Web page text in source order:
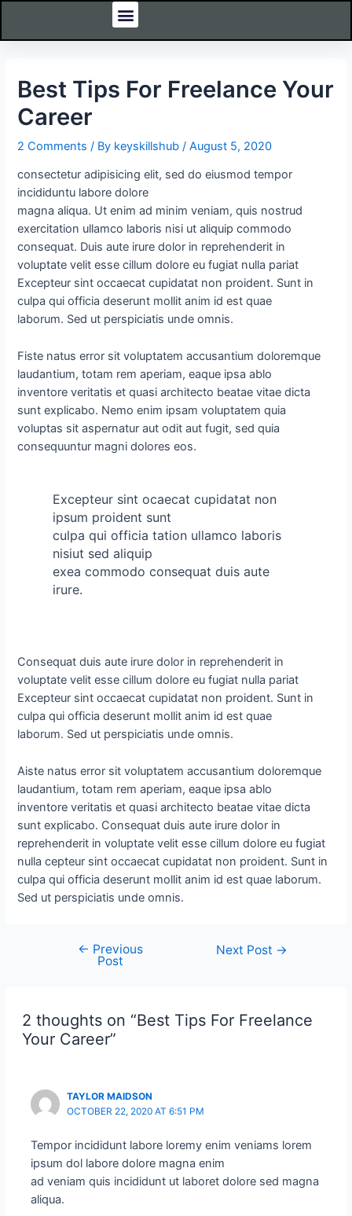
content
Menu
Best Tips For Freelance Your
Career
2 Comments / By keyskillshub/August 5, 2020
consectetur adipisicing elit, sed do eiusmod tempor
incididuntu labore dolore
magna aliqua. Ut enim ad minim veniam, quis nostrud
exercitation ullamco laboris nisi ut aliquip commodo
consequat. Duis aute irure dolor in reprehenderit in
voluptate velit esse cillum dolore eu fugiat nulla pariat
Excepteur sint occaecat cupidatat non proident. Sunt in
culpa qui officia deserunt mollit anim id est quae
laborum. Sed ut perspiciatis unde omnis.
Fiste natus error sit voluptatem accusantium doloremque
laudantium, totam rem aperiam, eaque ipsa ablo
inventore veritatis et quasi architecto beatae vitae dicta
sunt explicabo. Nemo enim ipsam voluptatem quia
voluptas sit aspernatur aut odit aut fugit, sed quia
consequuntur magni dolores eos.
Excepteur sint ocaecat cupidatat non
ipsum proident sunt
culpa qui officia tation ullamco laboris
nisiut sed aliquip
exea commodo consequat duis aute
irure.
Consequat duis aute irure dolor in reprehenderit in
voluptate velit esse cillum dolore eu fugiat nulla pariat
Excepteur sint occaecat cupidatat non proident. Sunt in
culpa qui officia deserunt mollit anim id est quae
laborum. Sed ut perspiciatis unde omnis.
Aiste natus error sit voluptatem accusantium doloremque
laudantium, totam rem aperiam, eaque ipsa ablo
inventore veritatis et quasi architecto beatae vitae dicta
sunt explicabo. Consequat duis aute irure dolor in
reprehenderit in voluptate velit esse cillum dolore eu fugiat
nulla cepteur sint occaecat cupidatat non proident. Sunt in
culpa qui officia deserunt mollit anim id est quae laborum.
Sed ut perspiciatis unde omnis.
← Previous
Post
Next Post →
2 thoughts on “Best Tips For Freelance
Your Career”
TAYLOR MAIDSON
OCTOBER 22, 2020 AT 6:51 PM
Tempor incididunt labore loremy enim veniams lorem
ipsum dol labore dolore magna enim
ad veniam quis incididunt ut laboret dolore sed magna
aliqua.